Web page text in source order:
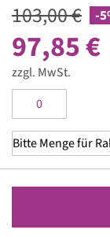
103,00 € -
97,85 €
zzgl. MwSt.